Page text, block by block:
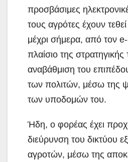
προσβάσιμες
τους αγρότες έχουν
μέχρι σήμερα, από τον
πλαίσιο της στρατηγικής
αναβάθμιση του
των πολιτών, μέσω της
των υποδομών του.
Ήδη, ο φορέας έχει
διεύρυνση του δικτύου
αγροτών, μέσω της